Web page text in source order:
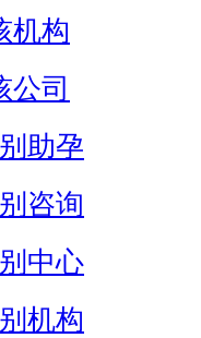
机构
公司
助孕
咨询
中心
机构